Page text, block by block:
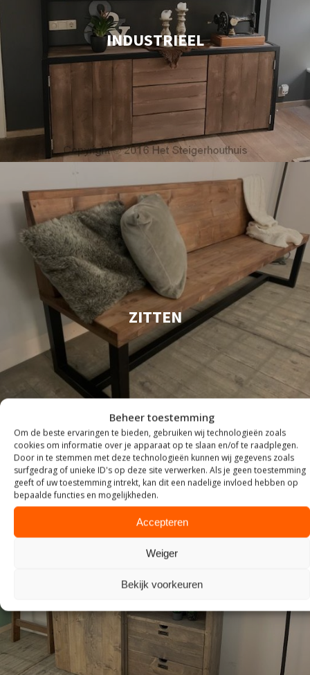
Beheer toestemming
Om de beste ervaringen te bieden, gebruiken wij technologieën zoals
cookies om informatie over je apparaat op te slaan en/of te raadplegen.
Door in te stemmen met deze technologieën kunnen wij gegevens zoals
surfgedrag of unieke ID's op deze site verwerken. Als je geen toestemming
geeft of uw toestemming intrekt, kan dit een nadelige invloed hebben op
bepaalde functies en mogelijkheden.
Accepteren
Weiger
Bekijk voorkeuren
INDUSTRIEEL
ZITTEN
KASTEN